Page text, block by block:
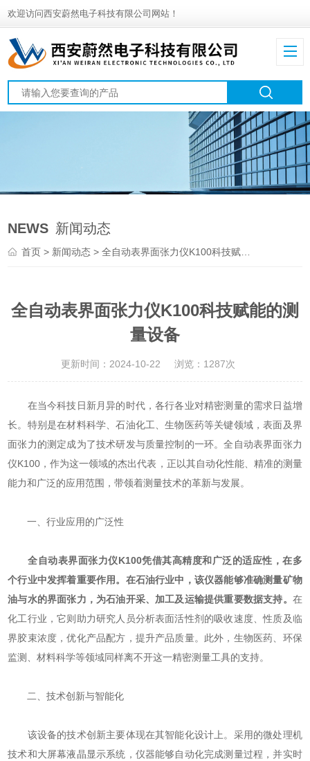
欢迎访问西安蔚然电子科技有限公司网站！
NEWS 新闻动态
首页 > 新闻动态 > 全自动表界面张力仪K100科技赋能的测量设备
全自动表界面张力仪K100科技赋能的测
量设备
更新时间：2024-10-22 浏览：1287次
在当今科技日新月异的时代，各行各业对精密测量的需求日益增
长。特别是在材料科学、石油化工、生物医药等关键领域，表面及界
面张力的测定成为了技术研发与质量控制的一环。全自动表界面张力
仪K100，作为这一领域的杰出代表，正以其自动化性能、精准的测量
能力和广泛的应用范围，带领着测量技术的革新与发展。
一、行业应用的广泛性
全自动表界面张力仪K100凭借其高精度和广泛的适应性，在多
个行业中发挥着重要作用。在石油行业中，该仪器能够准确测量矿物
油与水的界面张力，为石油开采、加工及运输提供重要数据支持。 在
化工行业，它则助力研究人员分析表面活性剂的吸收速度、性质及临
界胶束浓度，优化产品配方，提升产品质量。此外，生物医药、环保
监测、材料科学等领域同样离不开这一精密测量工具的支持。
二、技术创新与智能化
该设备的技术创新主要体现在其智能化设计上。采用的微处理机
技术和大屏幕液晶显示系统，仪器能够自动化完成测量过程，并实时